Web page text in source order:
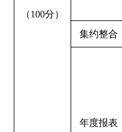
（100分）
集约整合
年度报表